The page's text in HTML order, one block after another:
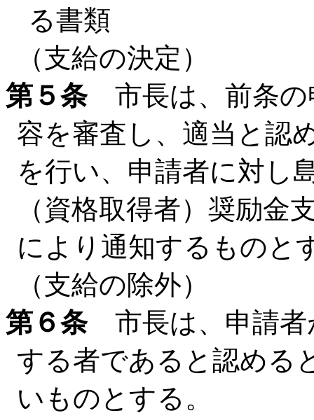
る書類
（支給の決定）
第５条市長は、前条の
容を審査し、適当と認
を行い、申請者に対し
（資格取得者）奨励金
により通知するものと
（支給の除外）
第６条市長は、申請者
する者であると認める
いものとする。